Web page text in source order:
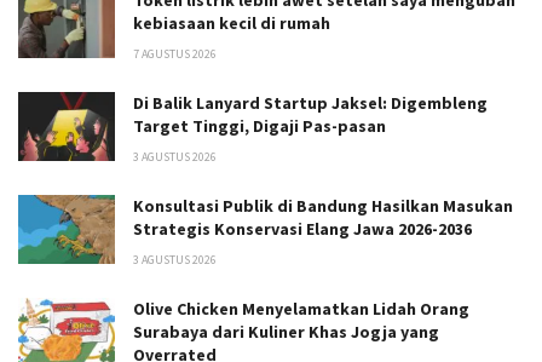
kebiasaan kecil di rumah
7 AGUSTUS 2026
Di Balik Lanyard Startup Jaksel: Digembleng
Target Tinggi, Digaji Pas-pasan
3 AGUSTUS 2026
Konsultasi Publik di Bandung Hasilkan Masukan
Strategis Konservasi Elang Jawa 2026-2036
3 AGUSTUS 2026
Olive Chicken Menyelamatkan Lidah Orang
Surabaya dari Kuliner Khas Jogja yang
Overrated